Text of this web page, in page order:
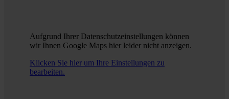
Aufgrund Ihrer Datenschutzeinstellungen können
wir Ihnen Google Maps hier leider nicht anzeigen.
Klicken Sie hier um Ihre Einstellungen zu
bearbeiten.